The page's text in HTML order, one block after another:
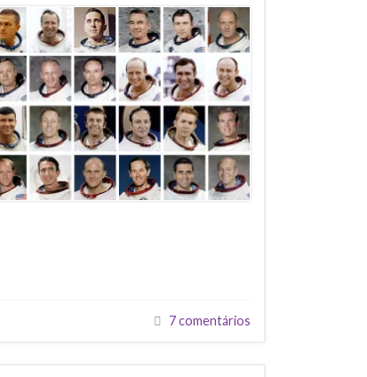
7 comentários